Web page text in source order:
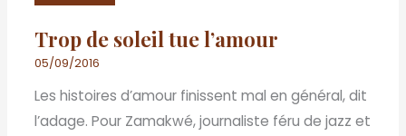
Trop de soleil tue l’amour
05/09/2016
Les histoires d’amour finissent mal en général, dit
l’adage. Pour Zamakwé, journaliste féru de jazz et
l’amour